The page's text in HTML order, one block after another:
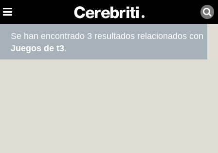
Se han encontrado 3 resultados relacionados con
Juegos de t3.